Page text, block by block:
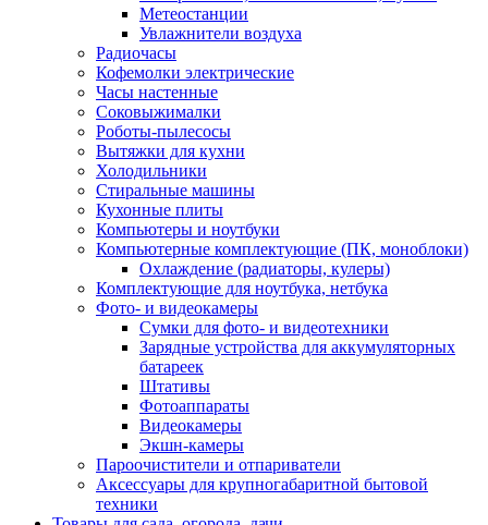
Метеостанции
Увлажнители воздуха
Радиочасы
Кофемолки электрические
Часы настенные
Соковыжималки
Роботы-пылесосы
Вытяжки для кухни
Холодильники
Стиральные машины
Кухонные плиты
Компьютеры и ноутбуки
Компьютерные комплектующие (ПК, моноблоки)
Охлаждение (радиаторы, кулеры)
Комплектующие для ноутбука, нетбука
Фото- и видеокамеры
Сумки для фото- и видеотехники
Зарядные устройства для аккумуляторных
батареек
Штативы
Фотоаппараты
Видеокамеры
Экшн-камеры
Пароочистители и отпариватели
Аксессуары для крупногабаритной бытовой
техники